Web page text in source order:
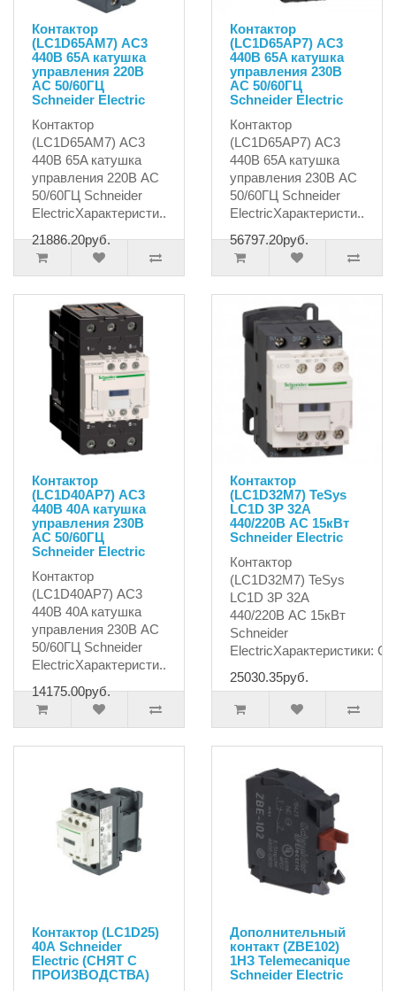
Контактор
(LC1D65AM7) AC3
440В 65A катушка
управления 220В
AC 50/60ГЦ
Schneider Electric
Контактор
(LC1D65AM7) AC3
440В 65A катушка
управления 220В AC
50/60ГЦ Schneider
ElectricХарактеристи..
21886.20руб.
Контактор
(LC1D65AP7) AC3
440В 65A катушка
управления 230В
AC 50/60ГЦ
Schneider Electric
Контактор
(LC1D65AP7) AC3
440В 65A катушка
управления 230В AC
50/60ГЦ Schneider
ElectricХарактеристи..
56797.20руб.
Контактор
(LC1D40AP7) AC3
440В 40A катушка
управления 230В
AC 50/60ГЦ
Schneider Electric
Контактор
(LC1D40AP7) AC3
440В 40A катушка
управления 230В AC
50/60ГЦ Schneider
ElectricХарактеристи..
14175.00руб.
Контактор
(LC1D32M7) TeSys
LC1D 3P 32А
440/220В AC 15кВт
Schneider Electric
Контактор
(LC1D32M7) TeSys
LC1D 3P 32А
440/220В AC 15кВт
Schneider
ElectricХарактеристики:
25030.35руб.
Контактор (LC1D25)
40А Schneider
Electric (СНЯТ С
ПРОИЗВОДСТВА)
Дополнительный
контакт (ZBE102)
1НЗ Telemecanique
Schneider Electric